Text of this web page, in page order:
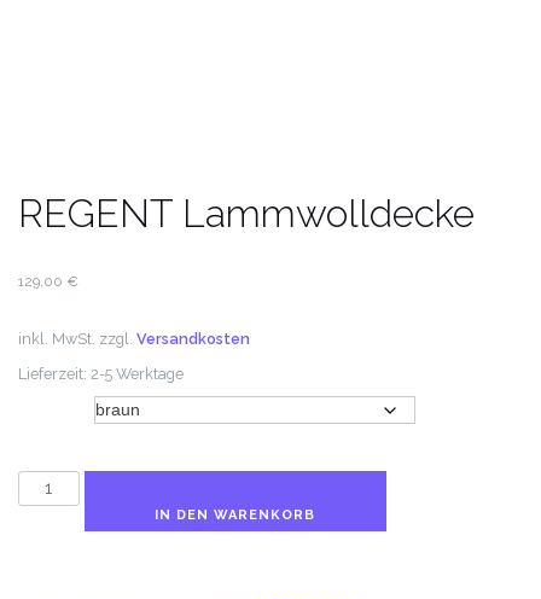
REGENT Lammwolldecke
129,00 €
inkl. MwSt. zzgl. Versandkosten
Lieferzeit: 2-5 Werktage
REGENT
LammwolldeckeIN DEN WARENKORB